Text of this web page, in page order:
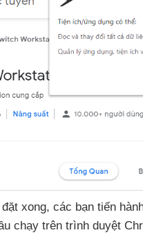
xong, các bạn tiến
chạy trên trình duyệt